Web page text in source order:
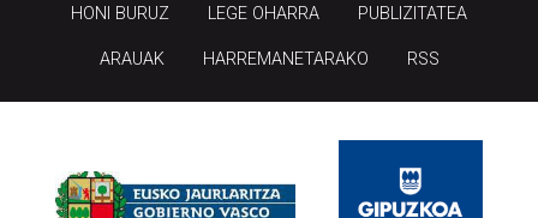
HONI BURUZ LEGE OHARRA PUBLIZITATEA
ARAUAK HARREMANETARAKO RSS